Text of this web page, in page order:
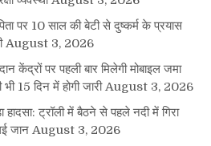
पर 10 साल की बेटी से दुष्कर्म के प्रयास
August 3, 2026
केंद्रों पर पहली बार मिलेगी मोबाइल जमा
15 दिन में होगी जारी August 3, 2026
हादसा: ट्रॉली में बैठने से पहले नदी में गिरा
जान August 3, 2026